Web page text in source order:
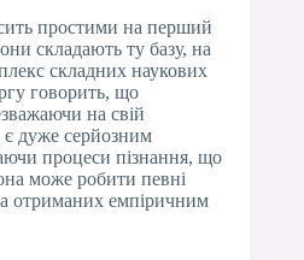
простими на перший
складають ту базу, на
складних наукових
говорить, що
на свій
є дуже серйозним
процеси пізнання, що
може робити певні
отриманих емпіричним